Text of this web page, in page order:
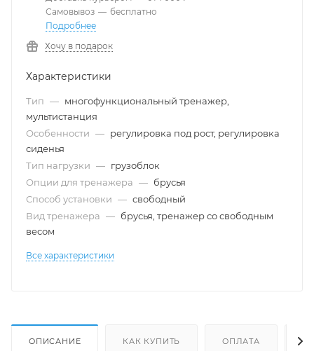
Самовывоз — бесплатно
Подробнее
Хочу в подарок
Характеристики
Тип — многофункциональный тренажер,
мультистанция
Особенности — регулировка под рост, регулировка
сиденья
Тип нагрузки — грузоблок
Опции для тренажера — брусья
Способ установки — свободный
Вид тренажера — брусья, тренажер со свободным
весом
Все характеристики
ОПИСАНИЕ КАК КУПИТЬ ОПЛАТА